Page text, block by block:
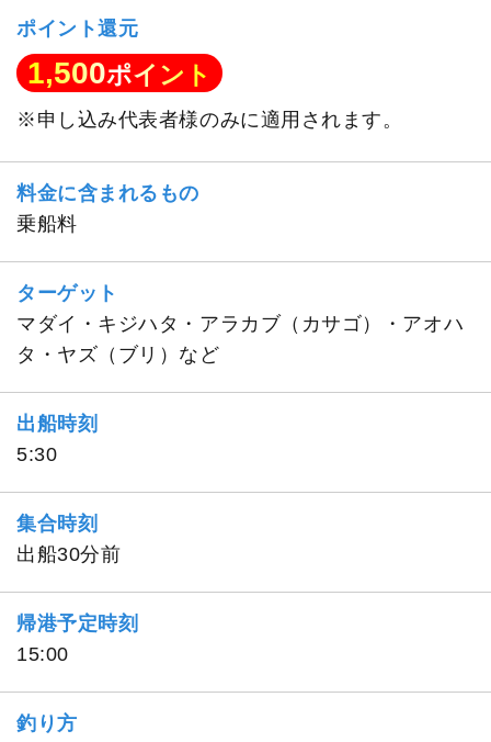
ポイント還元
1,500ポイント
※申し込み代表者様のみに適用されます。
料金に含まれるもの
乗船料
ターゲット
マダイ・キジハタ・アラカブ（カサゴ）・アオハ
タ・ヤズ（ブリ）など
出船時刻
5:30
集合時刻
出船30分前
帰港予定時刻
15:00
釣り方